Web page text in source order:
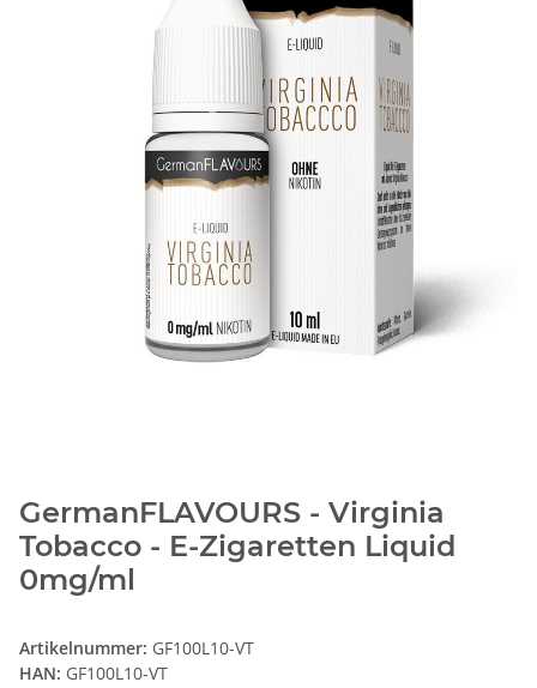
GermanFLAVOURS - Virginia
Tobacco - E-Zigaretten Liquid
0mg/ml
Artikelnummer: GF100L10-VT
HAN: GF100L10-VT